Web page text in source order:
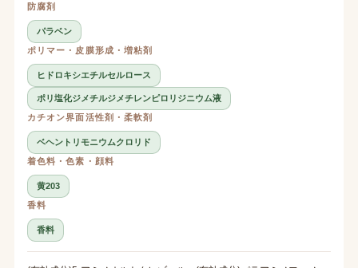
防腐剤
パラベン
ポリマー・皮膜形成・増粘剤
ヒドロキシエチルセルロース
ポリ塩化ジメチルジメチレンピロリジニウム液
カチオン界面活性剤・柔軟剤
ベヘントリモニウムクロリド
着色料・色素・顔料
黄203
香料
香料